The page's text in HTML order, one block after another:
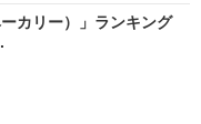
カリー）」ランキング